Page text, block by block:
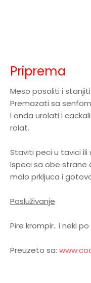
Priprema
Meso posoliti i
Premazati sa
I onda urolati i
rolat.
Staviti peci u tavici ili
Ispeci sa obe strane
malo prkljuca i
Posluživanje
Pire krompir.. i neki
Preuzeto sa: